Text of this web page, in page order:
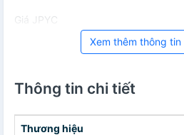
Giá JPYC
Xem thêm thông tin
Thông tin chi tiết
Thương hiệu